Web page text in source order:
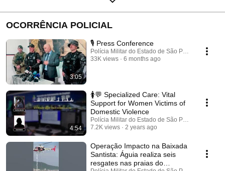
OCORRÊNCIA POLICIAL
3:05
🎙️ Press Conference
Polícia Militar do Estado de São Paulo
33K views
6 months ago
4:54
🚺💬 Specialized Care: Vital
Support for Women Victims of
Domestic Violence
Polícia Militar do Estado de São Paulo
7.2K views
2 years ago
Operação Impacto na Baixada
Santista: Águia realiza seis
resgates nas praias do